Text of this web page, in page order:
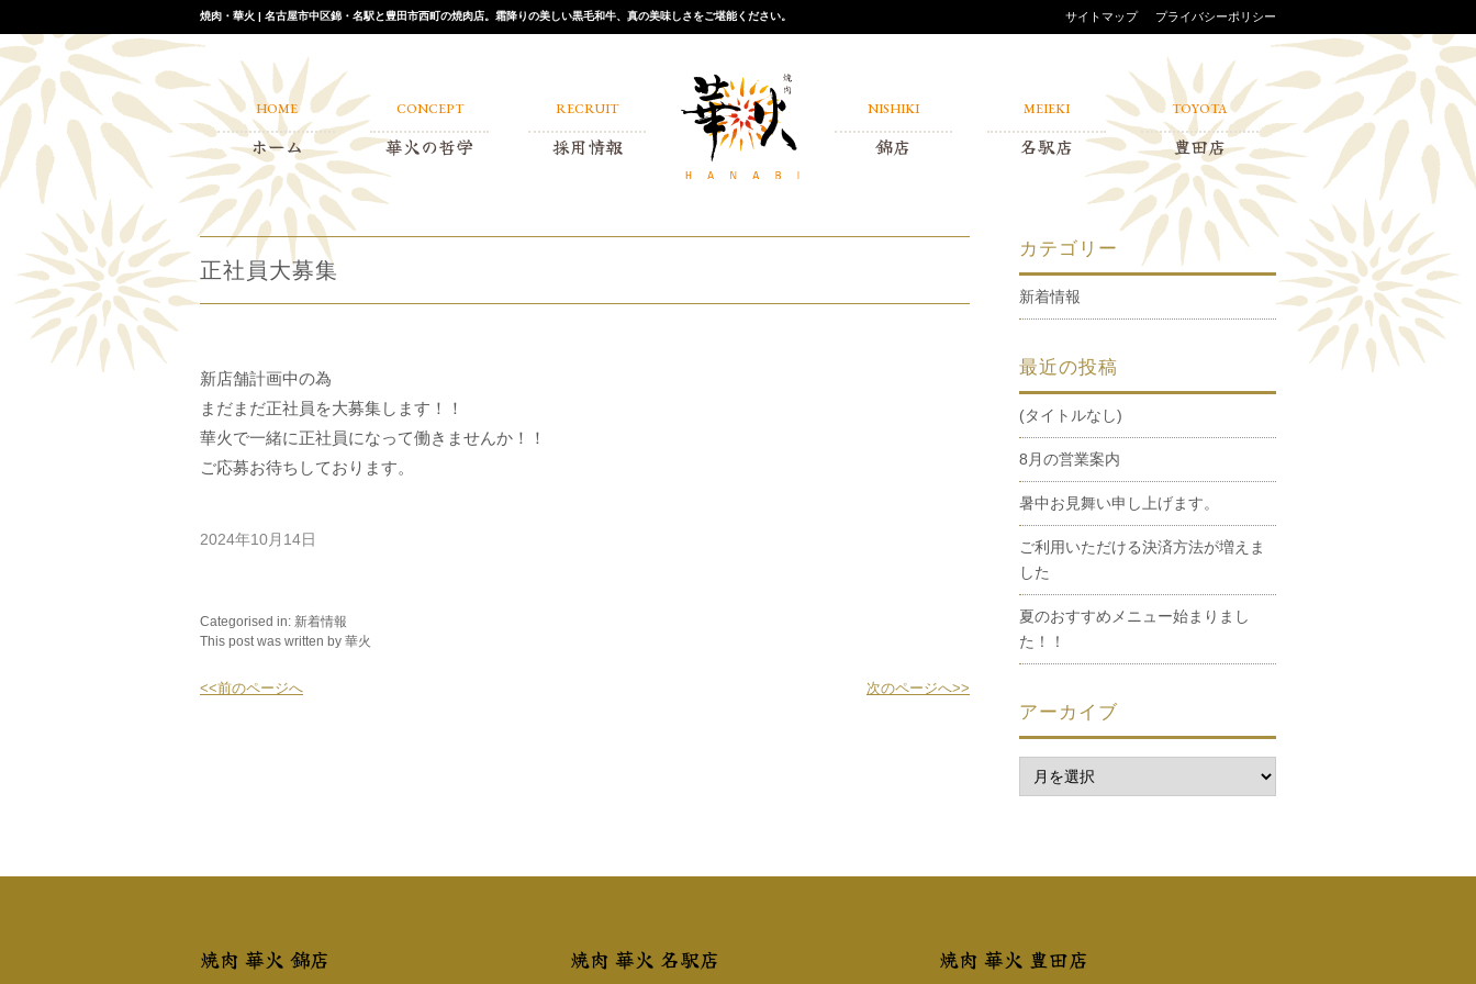
焼肉・華火 | 名古屋市中区錦・名駅と豊田市西町の焼肉店。霜降りの美しい黒毛和牛、真の美味しさをご堪能ください。 サイトマップ プライバシーポリシー
HOME
ホーム
CONCEPT
華火の哲学
RECRUIT
採用情報
正社員
アルバイト
NISHIKI
錦店
MEIEKI
名駅店
TOYOTA
豊田店
正社員大募集
新店舗計画中の為
まだまだ正社員を大募集します！！
華火で一緒に正社員になって働きませんか！！
ご応募お待ちしております。
2024年10月14日
Categorised in: 新着情報
This post was written by 華火
<<前のページへ 次のページへ>>
カテゴリー
新着情報
最近の投稿
(タイトルなし)
8月の営業案内
暑中お見舞い申し上げます。
ご利用いただける決済方法が増えま
した
夏のおすすめメニュー始まりまし
た！！
アーカイブ
焼肉 華火 錦店 焼肉 華火 名駅店 焼肉 華火 豊田店